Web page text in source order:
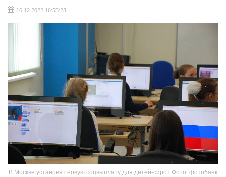
16.12.2022 16:55:23
В Москве установят новую соцвыплату для детей-сирот Фото: фотобанк